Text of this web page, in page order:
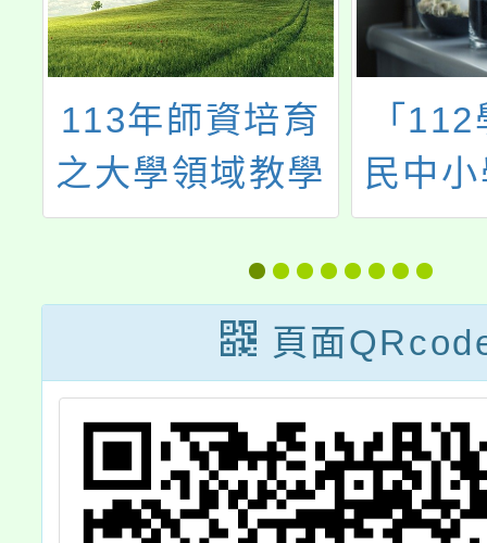
113年師資培育
之大學領域教學
研究中心成果交
「
民中
學生
材研
國民
域扶
研
頁面